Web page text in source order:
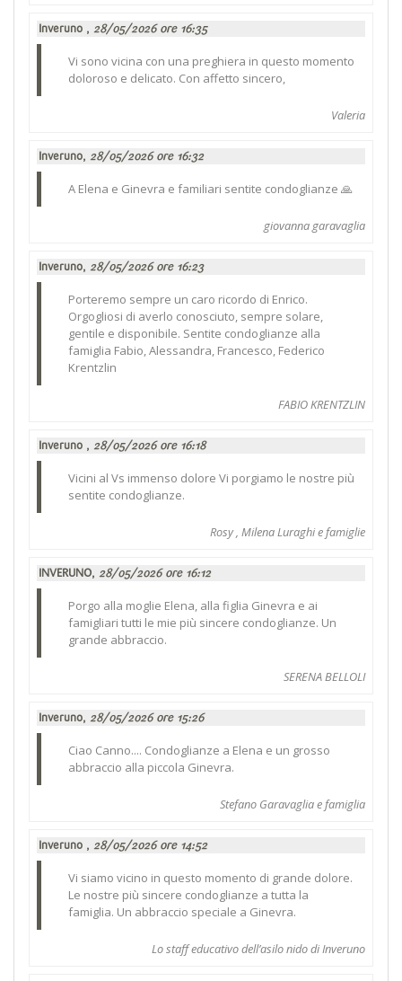
Inveruno , 28/05/2026 ore 16:35
Vi sono vicina con una preghiera in questo momento
doloroso e delicato. Con affetto sincero,
Valeria
Inveruno, 28/05/2026 ore 16:32
A Elena e Ginevra e familiari sentite condoglianze 🙏
giovanna garavaglia
Inveruno, 28/05/2026 ore 16:23
Porteremo sempre un caro ricordo di Enrico.
Orgogliosi di averlo conosciuto, sempre solare,
gentile e disponibile. Sentite condoglianze alla
famiglia Fabio, Alessandra, Francesco, Federico
Krentzlin
FABIO KRENTZLIN
Inveruno , 28/05/2026 ore 16:18
Vicini al Vs immenso dolore Vi porgiamo le nostre più
sentite condoglianze.
Rosy , Milena Luraghi e famiglie
INVERUNO, 28/05/2026 ore 16:12
Porgo alla moglie Elena, alla figlia Ginevra e ai
famigliari tutti le mie più sincere condoglianze. Un
grande abbraccio.
SERENA BELLOLI
Inveruno, 28/05/2026 ore 15:26
Ciao Canno.... Condoglianze a Elena e un grosso
abbraccio alla piccola Ginevra.
Stefano Garavaglia e famiglia
Inveruno , 28/05/2026 ore 14:52
Vi siamo vicino in questo momento di grande dolore.
Le nostre più sincere condoglianze a tutta la
famiglia. Un abbraccio speciale a Ginevra.
Lo staff educativo dell’asilo nido di Inveruno